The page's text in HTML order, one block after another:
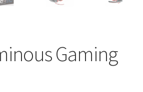
Gaming